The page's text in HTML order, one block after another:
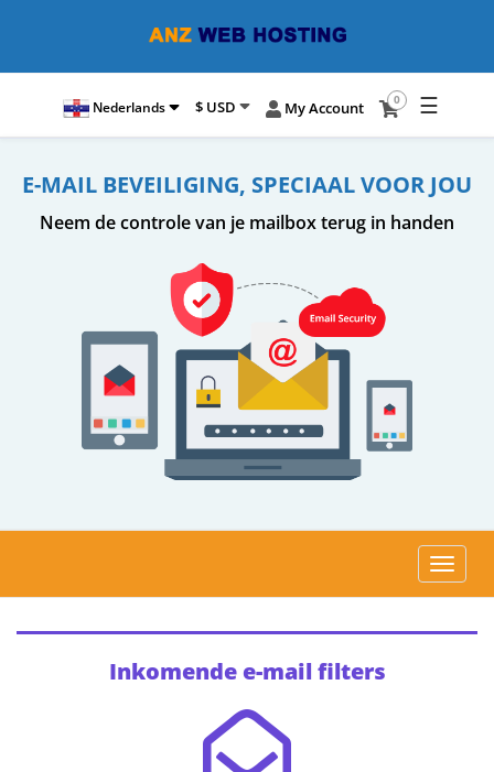
Nederlands $ USD My Account 0 ☰
E-MAIL BEVEILIGING, SPECIAAL VOOR JOU
Neem de controle van je mailbox terug in handen
Inkomende e-mail filters